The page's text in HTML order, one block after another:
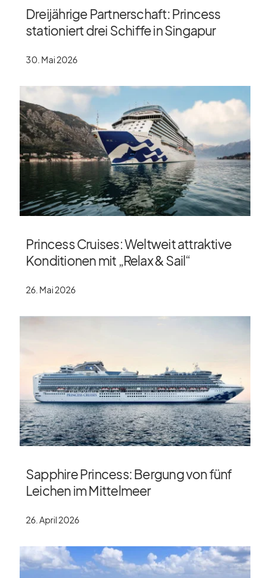
Dreijährige Partnerschaft: Princess
stationiert drei Schiffe in Singapur
30. Mai 2026
Princess Cruises: Weltweit attraktive
Konditionen mit „Relax & Sail“
26. Mai 2026
Sapphire Princess: Bergung von fünf
Leichen im Mittelmeer
26. April 2026